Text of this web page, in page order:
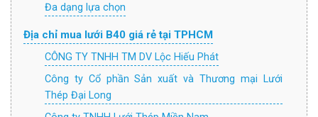
Đa dạng lựa chọn
Địa chỉ mua lưới B40 giá rẻ tại TPHCM
CÔNG TY TNHH TM DV Lộc Hiếu Phát
Công ty Cổ phần Sản xuất và Thương mại Lưới
Thép Đại Long